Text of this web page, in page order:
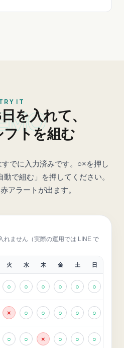
IT
を入れて、
フトを組む
でに入力済みです。○×を押し
で組む」を押してください。
アラートが出ます。
れません（実際の運用では LINE で
火 水 木 金 土 日
○ ○ ○ ○ ○ ○
× ○ ○ ○ ○ ○
○ ○ × ○ ○ ○